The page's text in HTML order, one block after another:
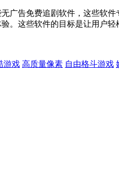
广告免费追剧软件，这些软
。这些软件的目标是让用户
游戏 高质量像素 自由格斗游戏